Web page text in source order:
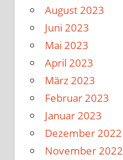
August 2023
Juni 2023
Mai 2023
April 2023
März 2023
Februar 2023
Januar 2023
Dezember 2022
November 2022